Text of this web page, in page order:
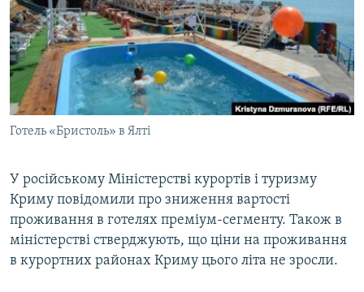
ДЕПОРТАЦІЯ
ВІДЕОУРОКИ «ELIFBE»
СВІДЧЕННЯ ОКУПАЦІЇ
УКРАЇНСЬКА ПРОБЛЕМА КРИМУ
ІНФОГРАФІКА
ЯК ОБІЙТИ БЛОКУВАННЯ
Русский
Qırımtatar
ДОЛУЧАЙСЯ!
Усі сайти RFE/RL
Готель «Бристоль» в Ялті
У російському Міністерстві курортів і туризму
Криму повідомили про зниження вартості
проживання в готелях преміум-сегменту. Також в
міністерстві стверджують, що ціни на проживання
в курортних районах Криму цього літа не зросли.